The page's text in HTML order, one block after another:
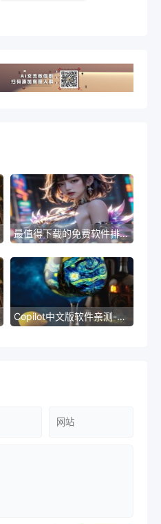
最值得下载的免费软件排行榜
Copilot中文版软件亲测-自然语言处理在商业领域的实际应用案例